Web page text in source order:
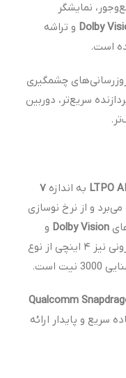
نمایشگر
Dolby و تراشه
است.
چشمگیری
سریع‌تر، دوربین
LTPO به اندازه ۷
می‌برد و از نرخ نوسازی
Dolby Vision و
پشتیبانی می‌کند. نمایشگر بیرونی نیز ۴ اینچی از نوع
Qualcomm
سریع و پایدار ارائه